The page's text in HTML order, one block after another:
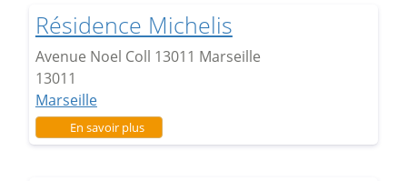
Résidence Michelis
Avenue Noel Coll 13011 Marseille
13011
Marseille
En savoir plussur Résidence Michelis